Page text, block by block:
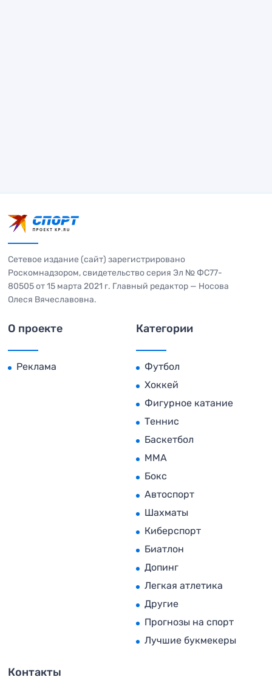
Сетевое издание (сайт) зарегистрировано
Роскомнадзором, свидетельство серия Эл № ФС77-
80505 от 15 марта 2021 г. Главный редактор — Носова
Олеся Вячеславовна.
О проекте
Реклама
Категории
Футбол
Хоккей
Фигурное катание
Теннис
Баскетбол
MMA
Бокс
Автоспорт
Шахматы
Киберспорт
Биатлон
Допинг
Легкая атлетика
Другие
Прогнозы на спорт
Лучшие букмекеры
Контакты